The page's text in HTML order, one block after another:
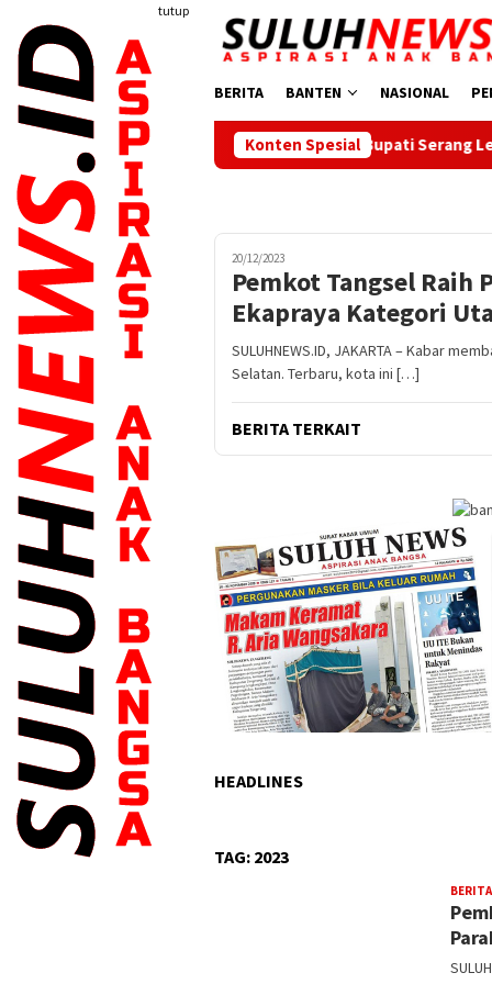
konten
tutup
BERITA BANTEN NASIONAL
Konten Spesial
Bupati Serang Lepas 20 Peserta
20/12/2023
Pemkot Tangsel Raih
Ekapraya Kategori
SULUHNEWS.ID, JAKARTA – Kabar
Selatan. Terbaru, kota ini […]
BERITA TERKAIT
HEADLINES
TAG: 2023
BERITA